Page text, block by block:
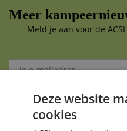
Meer
Meld je aan voor de
Je gegevens zijn veilig en
Deze website
cookies